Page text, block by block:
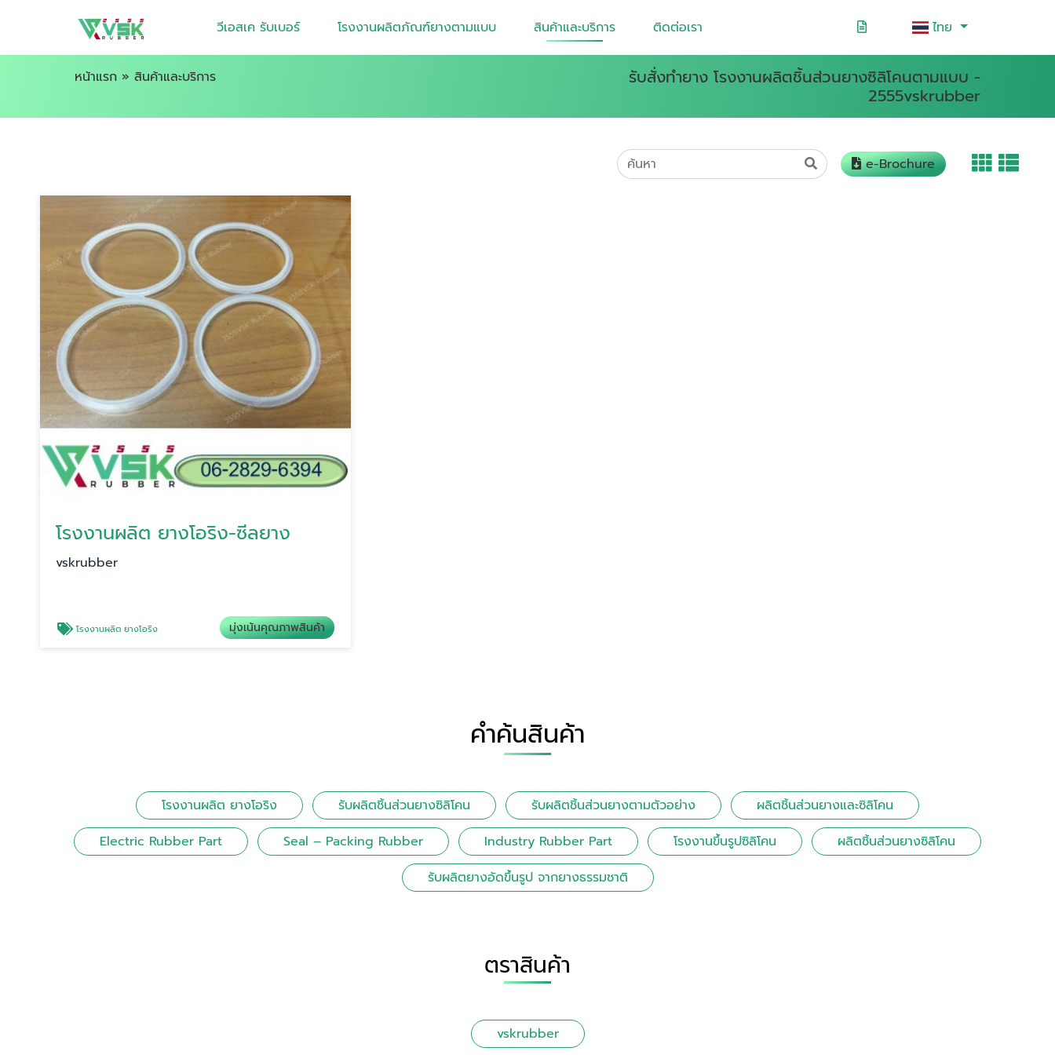
วีเอสเค รับเบอร์ โรงงานผลิตภัณฑ์ยางตามแบบ สินค้าและบริการ ติดต่อเรา ไทย
หน้าแรก » สินค้าและบริการ
รับสั่งทำยาง โรงงานผลิตชิ้นส่วนยางซิลิโคนตามแบบ -
2555vskrubber
e-Brochure
โรงงานผลิต ยางโอริง-ซีลยาง
vskrubber
โรงงานผลิต ยางโอริง มุ่งเน้นคุณภาพสินค้า
คำค้นสินค้า
โรงงานผลิต ยางโอริง รับผลิตชิ้นส่วนยางซิลิโคน รับผลิตชิ้นส่วนยางตามตัวอย่าง
ผลิตชิ้นส่วนยางและซิลิโคน
Electric Rubber Part
Seal – Packing Rubber Industry Rubber Part โรงงานขึ้นรูปซิลิโคน
ผลิตชิ้นส่วนยางซิลิโคน
รับผลิตยางอัดขึ้นรูป จากยางธรรมชาติ
ตราสินค้า
vskrubber